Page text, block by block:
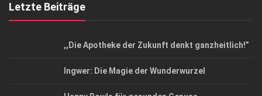
Letzte Beiträge
,,Die Apotheke der Zukunft denkt ganzheitlich!”
Ingwer: Die Magie der Wunderwurzel